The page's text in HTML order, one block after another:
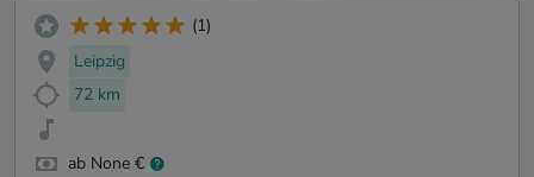
(1)
Leipzig
72 km
ab None €